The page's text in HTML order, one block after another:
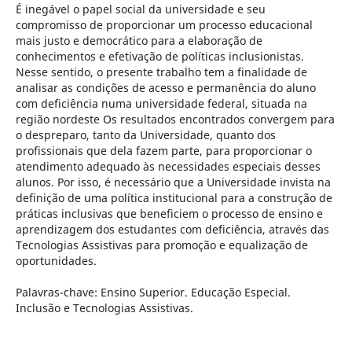
É inegável o papel social da universidade e seu
compromisso de proporcionar um processo educacional
mais justo e democrático para a elaboração de
conhecimentos e efetivação de políticas inclusionistas.
Nesse sentido, o presente trabalho tem a finalidade de
analisar as condições de acesso e permanência do aluno
com deficiência numa universidade federal, situada na
região nordeste Os resultados encontrados convergem para
o despreparo, tanto da Universidade, quanto dos
profissionais que dela fazem parte, para proporcionar o
atendimento adequado às necessidades especiais desses
alunos. Por isso, é necessário que a Universidade invista na
definição de uma política institucional para a construção de
práticas inclusivas que beneficiem o processo de ensino e
aprendizagem dos estudantes com deficiência, através das
Tecnologias Assistivas para promoção e equalização de
oportunidades.
Palavras-chave: Ensino Superior. Educação Especial.
Inclusão e Tecnologias Assistivas.